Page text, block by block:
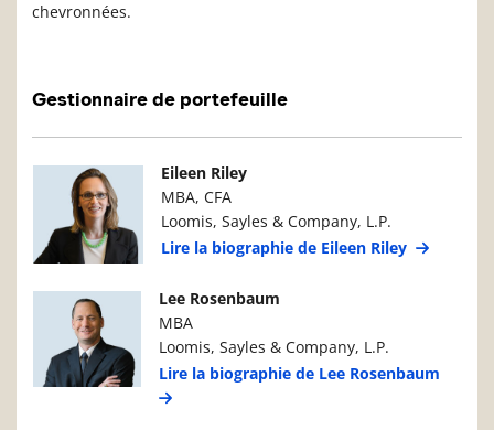
chevronnées.
Gestionnaire de portefeuille
Photo du gestionnaire de portefeuille
Eileen Riley
MBA, CFA
Loomis, Sayles & Company, L.P.
Lire la biographie de Eileen Riley
Photo du gestionnaire de portefeuille
Lee Rosenbaum
MBA
Loomis, Sayles & Company, L.P.
Lire la biographie de Lee Rosenbaum